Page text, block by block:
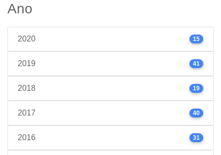
Ano
2020 15
2019 41
2018 19
2017 40
2016 31